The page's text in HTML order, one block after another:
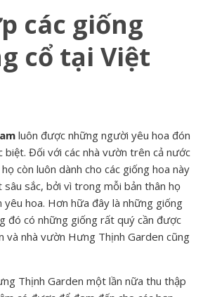
các giống
cổ tại Việt
luôn được những người yêu hoa đón
biệt. Đối với các nhà vườn trên cả nước
còn luôn dành cho các giống hoa này
sắc, bởi vì trong mỗi bản thân họ
yêu hoa. Hơn hữa đây là những giống
đó có những giống rất quý cần được
và nhà vườn Hưng Thịnh Garden cũng
Thịnh Garden một lần nữa thu thập